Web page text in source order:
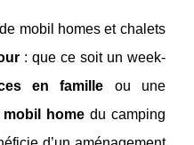
mobil homes et chalets
: que ce soit un week-
en famille ou une
mobil home du camping